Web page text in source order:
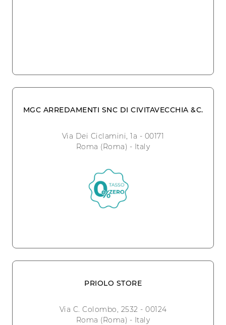
MGC ARREDAMENTI SNC DI CIVITAVECCHIA &C.
Via Dei Ciclamini, 1a - 00171
Roma (Roma) - Italy
PRIOLO STORE
Via C. Colombo, 2532 - 00124
Roma (Roma) - Italy